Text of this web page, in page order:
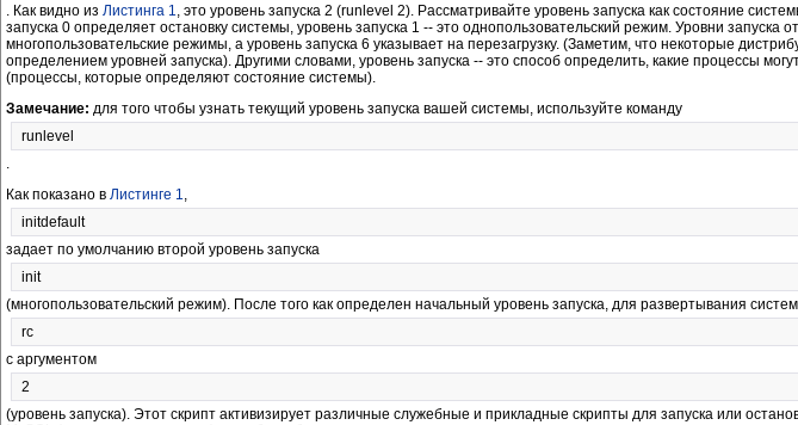
. Как видно из Листинга 1
, это уровень запуска 2 (runlevel 2). Рассматривайте уровень запуска как состояние
запуска 0 определяет остановку системы, уровень запуска 1 -- это однопользовательский режим. Уровни запуска
многопользовательские режимы, а уровень запуска 6 указывает на перезагрузку. (Заметим, что некоторые
определением уровней запуска). Другими словами, уровень запуска -- это способ определить, какие процессы
(процессы, которые определяют состояние системы).
Замечание: для того чтобы узнать текущий уровень запуска вашей системы, используйте команду
runlevel
Как показано в Листинге 1
initdefault
задает по умолчанию второй уровень запуска
init
(многопользовательский режим). После того как определен начальный уровень запуска, для развертывания
rc
с аргументом
2
(уровень запуска). Этот скрипт активизирует различные служебные и прикладные скрипты для запуска или